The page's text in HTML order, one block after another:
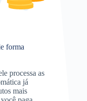
forma
processa as
já
mais